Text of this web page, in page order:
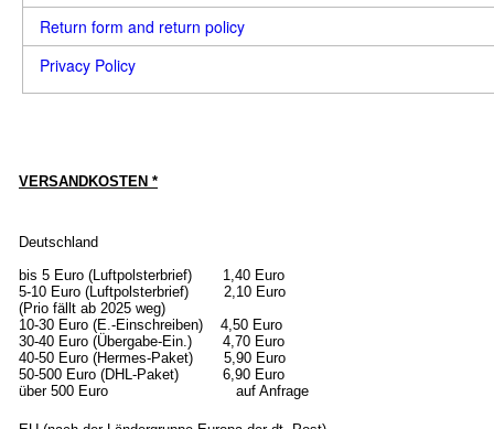
Return form and return policy
Privacy Policy
VERSANDKOSTEN *
Deutschland
bis 5 Euro (Luftpolsterbrief) 1,40 Euro
5-10 Euro (Luftpolsterbrief) 2,10 Euro
(Prio fällt ab 2025 weg)
10-30 Euro (E.-Einschreiben) 4,50 Euro
30-40 Euro (Übergabe-Ein.) 4,70 Euro
40-50 Euro (Hermes-Paket) 5,90 Euro
50-500 Euro (DHL-Paket) 6,90 Euro
über 500 Euro auf Anfrage